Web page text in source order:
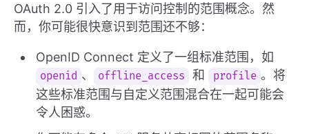
OAuth 2.0 引入了用于访问控制的范围概念。然
而，你可能很快意识到范围还不够：
OpenID Connect 定义了一组标准范围，如
openid 、 offline_access 和 profile 。将
这些标准范围与自定义范围混合在一起可能会
令人困惑。